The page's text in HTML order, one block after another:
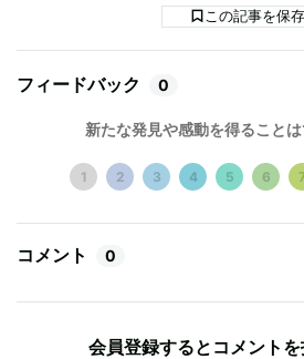
この記事を保存
フィードバック 0
新たな発見や感動を得ること
1 2 3 4 5 6 7
コメント 0
会員登録するとコメント